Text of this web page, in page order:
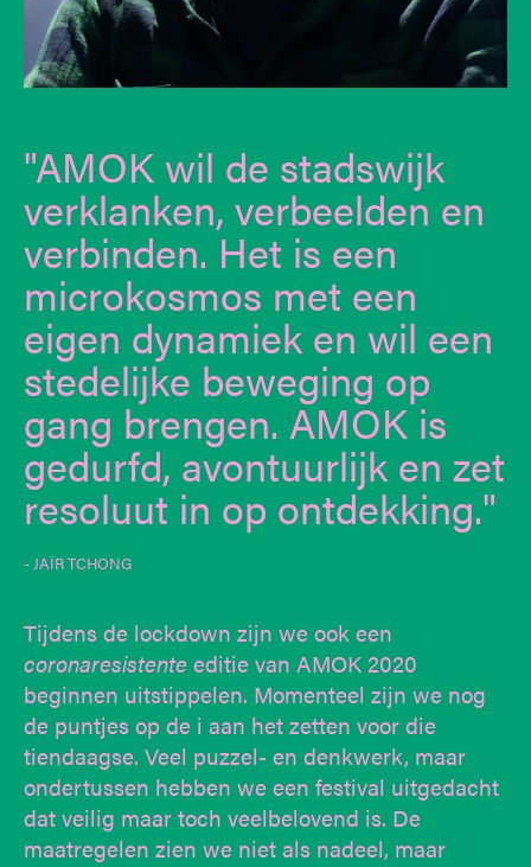
AMOK wil de stadswijk
verklanken, verbeelden en
verbinden. Het is een
microkosmos met een
eigen dynamiek en wil een
stedelijke beweging op
gang brengen. AMOK is
gedurfd, avontuurlijk en zet
resoluut in op ontdekking.
- JAÏR TCHONG
Tijdens de lockdown zijn we ook een
coronaresistenteeditie van AMOK 2020
beginnen uitstippelen. Momenteel zijn we nog
de puntjes op de i aan het zetten voor die
tiendaagse. Veel puzzel- en denkwerk, maar
ondertussen hebben we een festival uitgedacht
dat veilig maar toch veelbelovend is. De
maatregelen zien we niet als nadeel, maar